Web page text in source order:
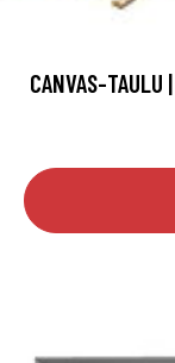
CANVAS-TAULU